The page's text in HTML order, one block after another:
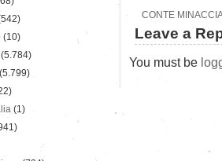
CONTE
Leave a
You must be
(10)
(5.784)
(5.799)
(1)